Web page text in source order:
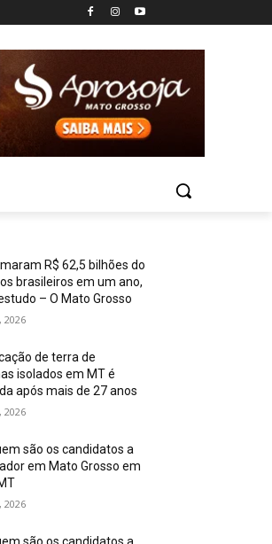
R$ 62,5 bilhões do
brasileiros em um ano,
– O Mato Grosso
2026
de terra de
isolados em MT é
após mais de 27 anos
2026
são os candidatos a
em Mato Grosso em
2026